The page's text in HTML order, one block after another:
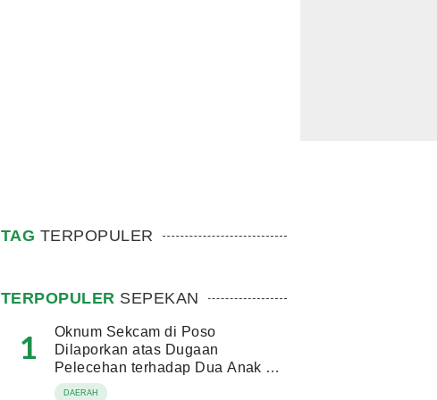
TAG TERPOPULER
TERPOPULER SEPEKAN
1
Oknum Sekcam di Poso
Dilaporkan atas Dugaan
Pelecehan terhadap Dua Anak di
Bawah Umur
DAERAH